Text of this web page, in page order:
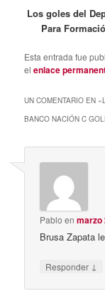
Los goles del
Para
Esta entrada fue
elenlace
UN COMENTARIO EN «
BANCO NACIÓN C
Pablo enmarzo
Brusa Zapata
Responder ↓